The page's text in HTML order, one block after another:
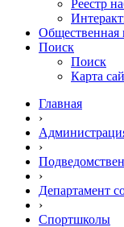
Реестр
Общественная
Поиск
Поиск
Карта
Главная
›
›
›
Департамент
›
Спортшколы